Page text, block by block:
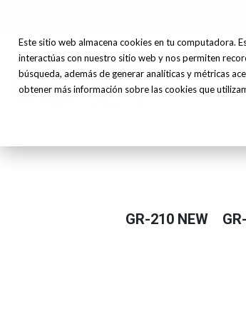
Este sitio web almacena cookies en tu computadora.
interactúas con nuestro sitio web y nos permiten
búsqueda, además de generar analíticas y métricas
obtener más información sobre las cookies que
Inicio
GR-210 NEW